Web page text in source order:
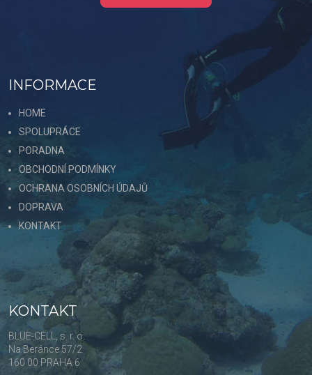
INFORMACE
HOME
SPOLUPRÁCE
PORADNA
OBCHODNÍ PODMÍNKY
OCHRANA OSOBNÍCH ÚDAJŮ
DOPRAVA
KONTAKT
KONTAKT
BLUE-CELL, s. r. o.
Na Beránce 57/2
160 00 PRAHA 6